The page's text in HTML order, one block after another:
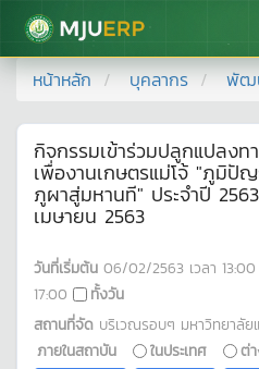
มหาวิทยาลัยแม่โจ้
หน้าหลัก บุคลากร พัฒ
กิจกรรมเข้าร่วมปลูกแปลงท
เพื่องานเกษตรแม่โจ้ "ภูมิปั
ภูผาสู่มหานที" ประจำปี
เมษายน 2563
วันที่เริ่มต้น 06/02/2563 เวลา 13:00
17:00
ทั้งวัน
สถานที่จัด บริเวณรอบๆ มหาวิทยาลั
ภายในสถาบัน
ในประเทศ ต่